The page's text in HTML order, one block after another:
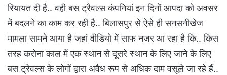
रियायत दी है.. वही बस ट्रैवल्स कंपनियां इन दिनों आपदा को अवसर
में बदलने का काम कर रही है.. बिलासपुर से ऐसे ही सनसनीखेज
मामला सामने आया है जहां वीडियो में साफ नजर आ रहा है कि.. किस
तरह करोना काल में एक स्थान से दूसरे स्थान के लिए जाने के लिए
बस ट्रेवल्स के लोगों द्वारा अवैध रूप से अधिक दाम वसूले जा रहे हैं..